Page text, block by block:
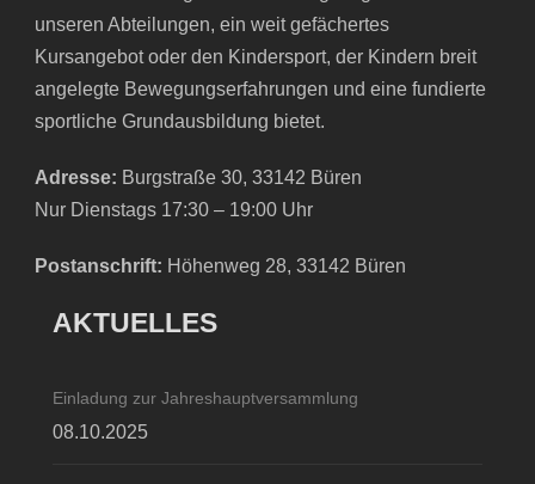
unseren Abteilungen, ein weit gefächertes
Kursangebot oder den Kindersport, der Kindern breit
angelegte Bewegungserfahrungen und eine fundierte
sportliche Grundausbildung bietet.
Adresse: Burgstraße 30, 33142 Büren
Nur Dienstags 17:30 – 19:00 Uhr
Postanschrift: Höhenweg 28, 33142 Büren
AKTUELLES
Einladung zur Jahreshauptversammlung
08.10.2025